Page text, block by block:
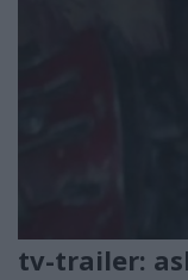
tv-trailer: